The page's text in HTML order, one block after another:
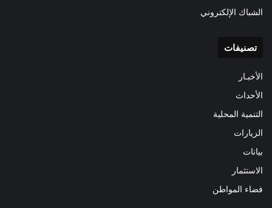
الشباك الإلكتروني
تصنيفات
الأخبـار
الأحداث
التنمية المحلية
الزيارات
بيانات
الاستثمار
فضاء المواطن